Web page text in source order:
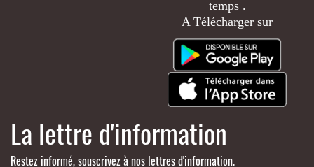
temps .
A Télécharger sur
La lettre d'information
Restez informé, souscrivez à nos lettres d'information.